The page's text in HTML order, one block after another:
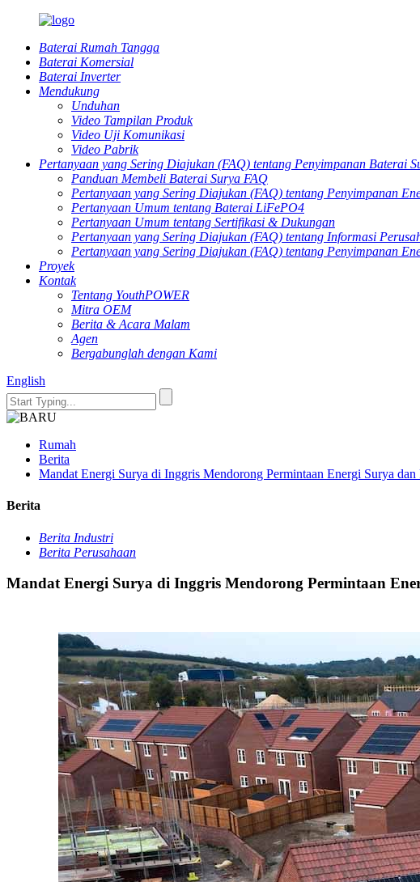
Baterai Rumah Tangga
Baterai Komersial
Baterai Inverter
Mendukung
Unduhan
Video Tampilan Produk
Video Uji Komunikasi
Video Pabrik
Pertanyaan yang Sering Diajukan (FAQ) tentang Penyimpanan Baterai
Panduan Membeli Baterai Surya FAQ
Pertanyaan yang Sering Diajukan (FAQ) tentang Penyimpanan
Pertanyaan Umum tentang Baterai LiFePO4
Pertanyaan Umum tentang Sertifikasi & Dukungan
Pertanyaan yang Sering Diajukan (FAQ) tentang Informasi
Pertanyaan yang Sering Diajukan (FAQ) tentang Penyimpanan
Proyek
Kontak
Tentang YouthPOWER
Mitra OEM
Berita & Acara Malam
Agen
Bergabunglah dengan Kami
English
Rumah
Berita
Mandat Energi Surya di Inggris Mendorong Permintaan Energi Surya dan
Berita
Berita Industri
Berita Perusahaan
Mandat Energi Surya di Inggris Mendorong Permintaan